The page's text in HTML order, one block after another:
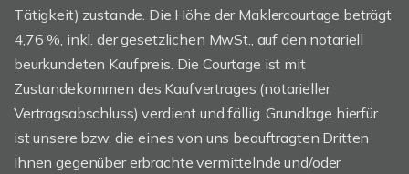
Tätigkeit) zustande. Die Höhe der Maklercourtage beträgt
4,76 %, inkl. der gesetzlichen MwSt., auf den notariell
beurkundeten Kaufpreis. Die Courtage ist mit
Zustandekommen des Kaufvertrages (notarieller
Vertragsabschluss) verdient und fällig. Grundlage hierfür
ist unsere bzw. die eines von uns beauftragten Dritten
Ihnen gegenüber erbrachte vermittelnde und/oder